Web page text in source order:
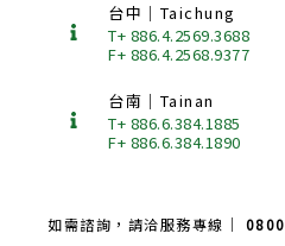
台中｜Taichung
T+ 886.4.2569.3688
F+ 886.4.2568.9377
台南｜Tainan
T+ 886.6.384.1885
F+ 886.6.384.1890
如需諮詢，請洽服務專線｜